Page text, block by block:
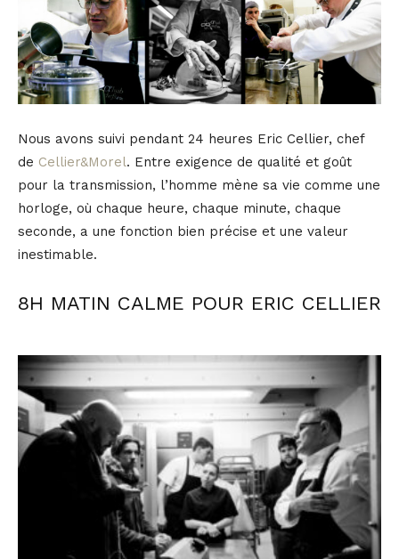
Nous avons suivi pendant 24 heures Eric Cellier, chef
de Cellier&Morel. Entre exigence de qualité et goût
pour la transmission, l’homme mène sa vie comme une
horloge, où chaque heure, chaque minute, chaque
seconde, a une fonction bien précise et une valeur
inestimable.
8H MATIN CALME POUR ERIC CELLIER